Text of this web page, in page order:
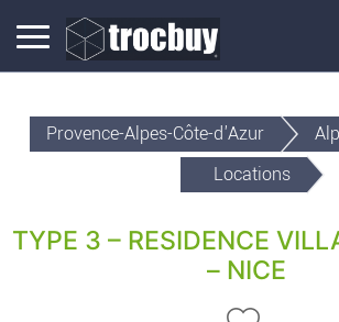
Provence-Alpes-Côte-d'Azur
Locations
TYPE 3 – RESIDENCE
– NICE